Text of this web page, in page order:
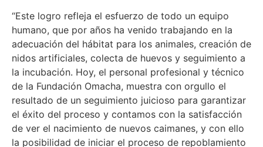
“Este logro refleja el esfuerzo de todo un equipo
humano, que por años ha venido trabajando en la
adecuación del hábitat para los animales, creación de
nidos artificiales, colecta de huevos y seguimiento a
la incubación. Hoy, el personal profesional y técnico
de la Fundación Omacha, muestra con orgullo el
resultado de un seguimiento juicioso para garantizar
el éxito del proceso y contamos con la satisfacción
de ver el nacimiento de nuevos caimanes, y con ello
la posibilidad de iniciar el proceso de repoblamiento